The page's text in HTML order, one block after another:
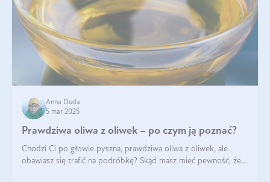
Anna Duda
5 mar 2025
Prawdziwa oliwa z oliwek – po czym ją poznać?
Chodzi Ci po głowie pyszna, prawdziwa oliwa z oliwek, ale
obawiasz się trafić na podróbkę? Skąd masz mieć pewność, że